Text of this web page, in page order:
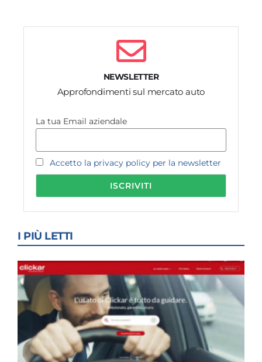
NEWSLETTER
Approfondimenti sul mercato auto
La tua Email aziendale
Accetto la privacy policy per la newsletter
I PIÙ LETTI